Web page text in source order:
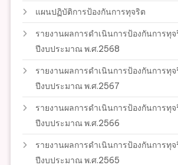
แผนปฏิบัติการป้องกันการทุจริต
รายงานผลการดำเนินการป้องกันการทุจ
ปีงบประมาณ พ.ศ.2568
รายงานผลการดำเนินการป้องกันการทุจ
ปีงบประมาณ พ.ศ.2567
รายงานผลการดำเนินการป้องกันการทุจ
ปีงบประมาณ พ.ศ.2566
รายงานผลการดำเนินการป้องกันการทุจ
ปีงบประมาณ พ.ศ.2565